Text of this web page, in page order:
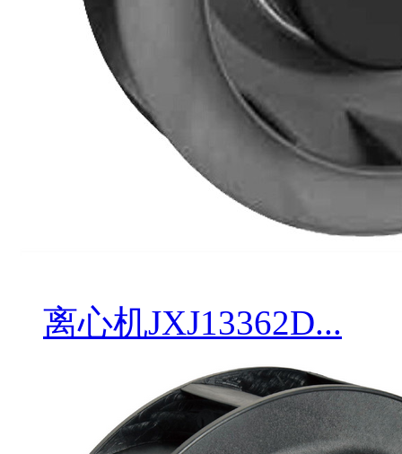
离心机JXJ13362D...